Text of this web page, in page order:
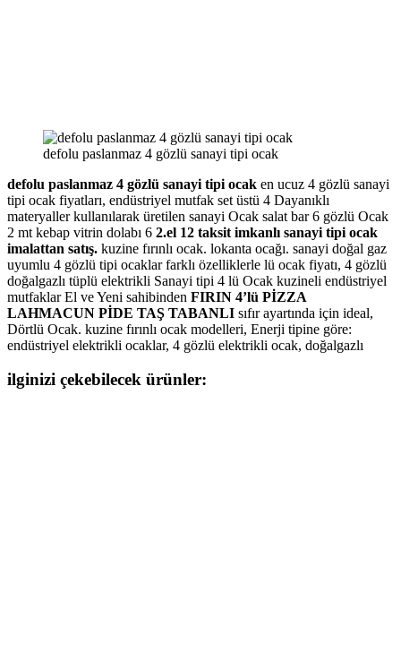
defolu paslanmaz 4 gözlü sanayi tipi ocak
defolu paslanmaz 4 gözlü sanayi tipi ocak en ucuz 4 gözlü sanayi
tipi ocak fiyatları, endüstriyel mutfak set üstü 4 Dayanıklı
materyaller kullanılarak üretilen sanayi Ocak salat bar 6 gözlü Ocak
2 mt kebap vitrin dolabı 6 2.el 12 taksit imkanlı sanayi tipi ocak
imalattan satış. kuzine fırınlı ocak. lokanta ocağı. sanayi doğal gaz
uyumlu 4 gözlü tipi ocaklar farklı özelliklerle lü ocak fiyatı, 4 gözlü
doğalgazlı tüplü elektrikli Sanayi tipi 4 lü Ocak kuzineli endüstriyel
mutfaklar El ve Yeni sahibinden FIRIN 4’lü PİZZA
LAHMACUN PİDE TAŞ TABANLI sıfır ayartında için ideal,
Dörtlü Ocak. kuzine fırınlı ocak modelleri, Enerji tipine göre:
endüstriyel elektrikli ocaklar, 4 gözlü elektrikli ocak, doğalgazlı
ilginizi çekebilecek ürünler: